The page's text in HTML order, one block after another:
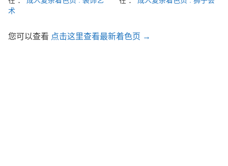
术
您可以查看 点击这里查看最新着色页 →